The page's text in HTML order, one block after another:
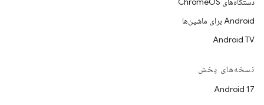
Android برای ماشین‌ها
Android TV
نسخه‌های پخش
Android 17